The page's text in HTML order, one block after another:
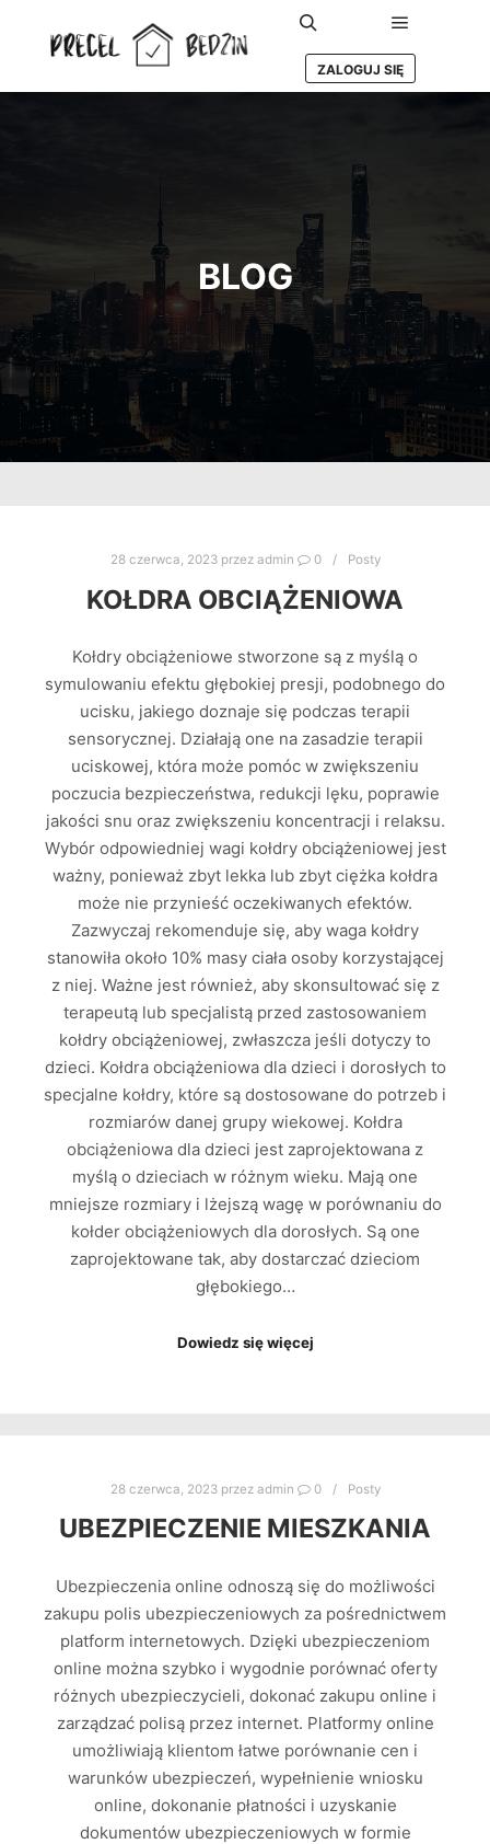
Szukaj Główne
ZALOGUJ SIĘ
BLOG
28 czerwca, 2023przez admin 0 Posty
KOŁDRA OBCIĄŻENIOWA
Kołdry obciążeniowe stworzone są z myślą o
symulowaniu efektu głębokiej presji, podobnego do
ucisku, jakiego doznaje się podczas terapii
sensorycznej. Działają one na zasadzie terapii
uciskowej, która może pomóc w zwiększeniu
poczucia bezpieczeństwa, redukcji lęku, poprawie
jakości snu oraz zwiększeniu koncentracji i relaksu.
Wybór odpowiedniej wagi kołdry obciążeniowej jest
ważny, ponieważ zbyt lekka lub zbyt ciężka kołdra
może nie przynieść oczekiwanych efektów.
Zazwyczaj rekomenduje się, aby waga kołdry
stanowiła około 10% masy ciała osoby korzystającej
z niej. Ważne jest również, aby skonsultować się z
terapeutą lub specjalistą przed zastosowaniem
kołdry obciążeniowej, zwłaszcza jeśli dotyczy to
dzieci. Kołdra obciążeniowa dla dzieci i dorosłych to
specjalne kołdry, które są dostosowane do potrzeb i
rozmiarów danej grupy wiekowej. Kołdra
obciążeniowa dla dzieci jest zaprojektowana z
myślą o dzieciach w różnym wieku. Mają one
mniejsze rozmiary i lżejszą wagę w porównaniu do
kołder obciążeniowych dla dorosłych. Są one
zaprojektowane tak, aby dostarczać dzieciom
głębokiego…
Dowiedz się więcej
28 czerwca, 2023przez admin 0 Posty
UBEZPIECZENIE MIESZKANIA
Ubezpieczenia online odnoszą się do możliwości
zakupu polis ubezpieczeniowych za pośrednictwem
platform internetowych. Dzięki ubezpieczeniom
online można szybko i wygodnie porównać oferty
różnych ubezpieczycieli, dokonać zakupu online i
zarządzać polisą przez internet. Platformy online
umożliwiają klientom łatwe porównanie cen i
warunków ubezpieczeń, wypełnienie wniosku
online, dokonanie płatności i uzyskanie
dokumentów ubezpieczeniowych w formie